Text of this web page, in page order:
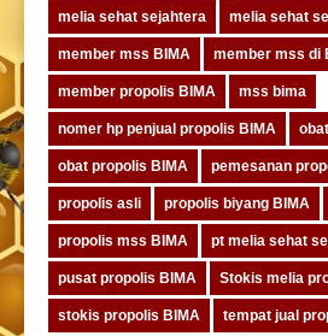
melia sehat sejahtera melia sehat
member mss BIMA member mss di
member propolis BIMA mss bima
nomer hp penjual propolis BIMA
obat propolis BIMA pemesanan
propolis asli propolis biyang BIMA
propolis mss BIMA pt melia sehat
pusat propolis BIMA Stokis melia
stokis propolis BIMA tempat jual